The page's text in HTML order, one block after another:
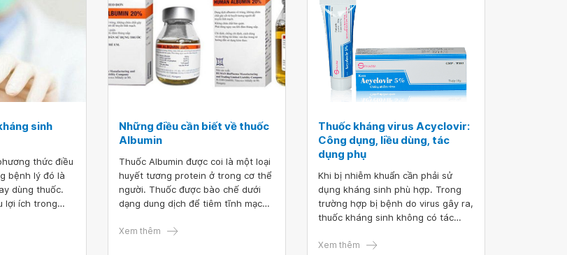
sinh
thức điều
bệnh lý đó là
dùng thuốc.
lợi ích trong
thuốc không
Những điều cần biết về thuốc
Albumin
Thuốc Albumin được coi là một loại
huyết tương protein ở trong cơ thể
người. Thuốc được bào chế dưới
dạng dung dịch để tiêm tĩnh mạch
gồm thuốc dạng hàm lượng 5%,
Xem thêm
Thuốc kháng virus Acyclovir:
Công dụng, liều dùng, tác
dụng phụ
Khi bị nhiễm khuẩn cần phải sử
dụng kháng sinh phù hợp. Trong
trường hợp bị bệnh do virus gây ra,
thuốc kháng sinh không có tác
thuốc kháng virus. Acyclovir là một
Xem thêm